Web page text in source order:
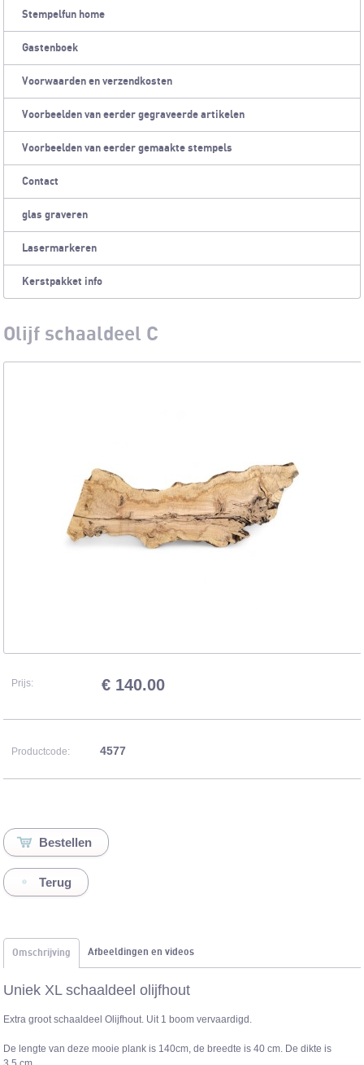
Stempelfun home
Gastenboek
Voorwaarden en verzendkosten
Voorbeelden van eerder gegraveerde artikelen
Voorbeelden van eerder gemaakte stempels
Contact
glas graveren
Lasermarkeren
Kerstpakket info
Olijf schaaldeel C
Prijs: € 140.00
Productcode: 4577
Terug
Omschrijving Afbeeldingen en videos
Uniek XL schaaldeel olijfhout
Extra groot schaaldeel Olijfhout. Uit 1 boom vervaardigd.
De lengte van deze mooie plank is 140cm, de breedte is 40 cm. De dikte is